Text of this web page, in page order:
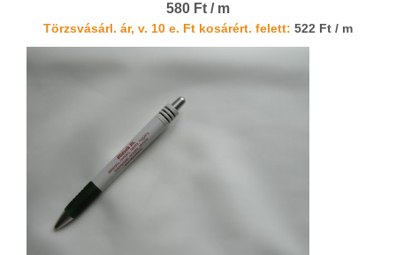
580 Ft / m
Törzsvásárl. ár, v. 10 e. Ft kosárért. felett: 522 Ft / m